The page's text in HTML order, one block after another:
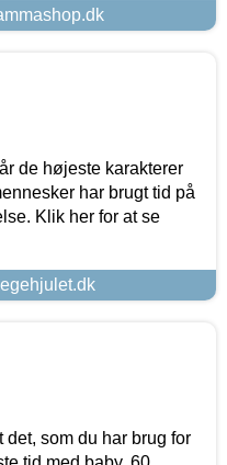
de højeste karakterer
har brugt tid på
Klik her for at se
som du har brug for